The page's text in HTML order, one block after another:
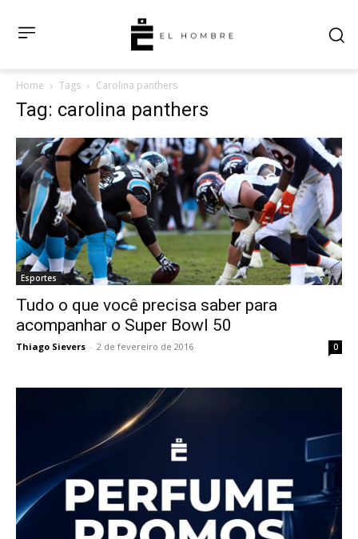
Home Tags Carolina panthers
Tag: carolina panthers
Esportes
Tudo o que você precisa saber para
acompanhar o Super Bowl 50
Thiago Sievers - 2 de fevereiro de 2016 0